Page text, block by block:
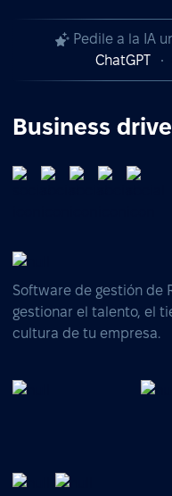
Pedile a la IA
ChatGPT
Business
Software de gestión de
gestionar el talento, el
cultura de tu empresa.